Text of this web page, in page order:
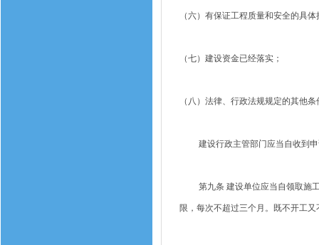
（六）有保证工程质量和安全的具体
（七）建设资金已经落实；
（八）法律、行政法规规定的其他条
建设行政主管部门应当自收到申
第九条 建设单位应当自领取施工
限，每次不超过三个月。既不开工